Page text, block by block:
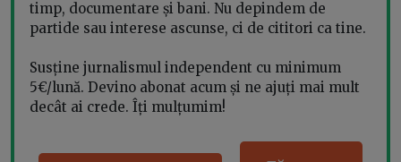
timp, documentare și bani. Nu depindem de
partide sau interese ascunse, ci de cititori ca tine.
Susține jurnalismul independent cu minimum
5€/lună. Devino abonat acum și ne ajuți mai mult
decât ai crede. Îți mulțumim!